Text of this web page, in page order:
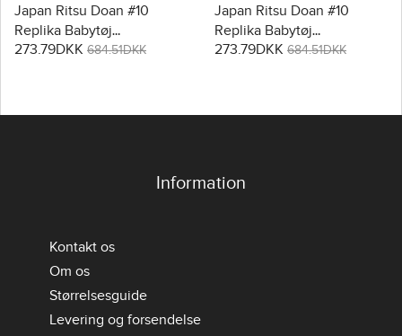
Japan Ritsu Doan #10
Replika Babytøj
Hjemmebanesæt Børn VM
273.79DKK 684.51DKK
Japan Ritsu Doan #10
Replika Babytøj
Udebanesæt Børn VM
273.79DKK 684.51DKK
Information
Kontakt os
Om os
Størrelsesguide
Levering og forsendelse